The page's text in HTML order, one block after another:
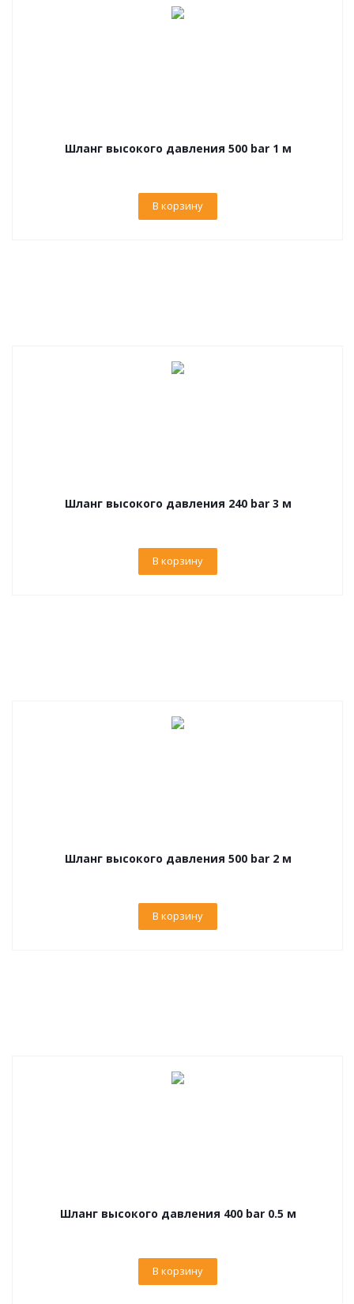
Шланг высокого давления 500 bar 1 м
В корзину
Шланг высокого давления 240 bar 3 м
В корзину
Шланг высокого давления 500 bar 2 м
В корзину
Шланг высокого давления 400 bar 0.5 м
В корзину